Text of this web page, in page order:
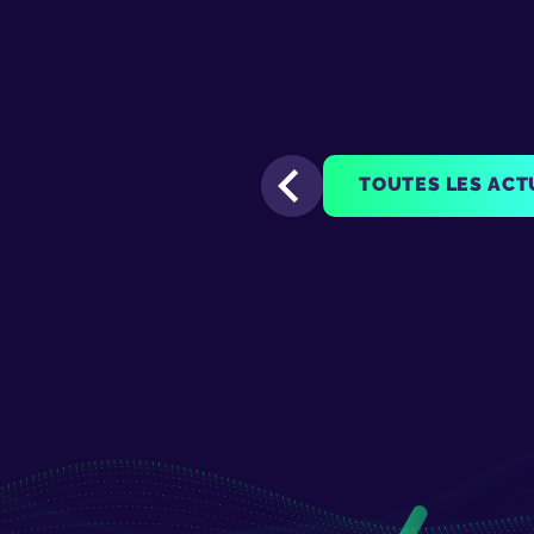
TOUTES LES